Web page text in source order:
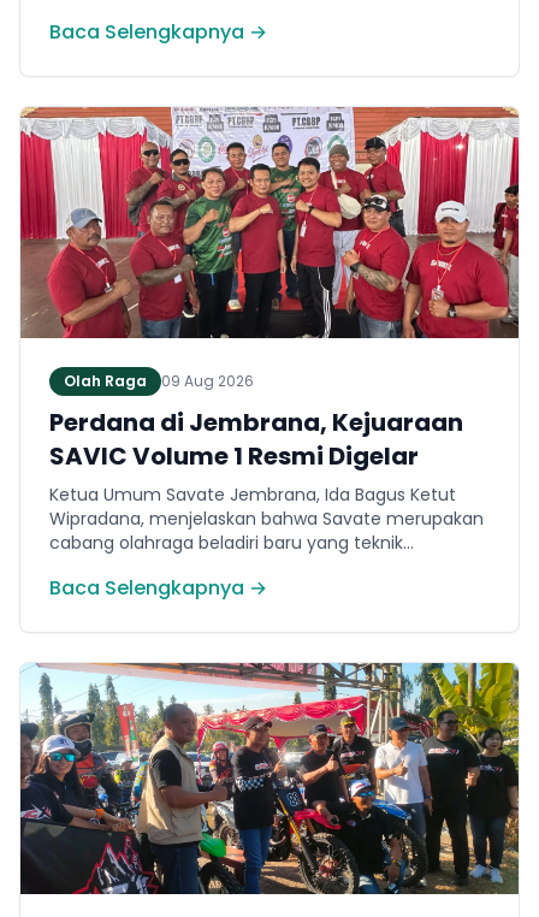
13 orang peserta. Menjahit Pakaian dengan Mesin
16 orang peserta.
Baca Selengkapnya →
Olah Raga 09 Aug 2026
Perdana di Jembrana, Kejuaraan
SAVIC Volume 1 Resmi Digelar
Ketua Umum Savate Jembrana, Ida Bagus Ketut
Wipradana, menjelaskan bahwa Savate merupakan
cabang olahraga beladiri baru yang teknik
kickboxing. Ia menyampaikan bahwa ajang bertajuk
dirancang khusus untuk memfasilitasi minat
masyarakat lokal di bidang olahraga tarung.
Baca Selengkapnya →